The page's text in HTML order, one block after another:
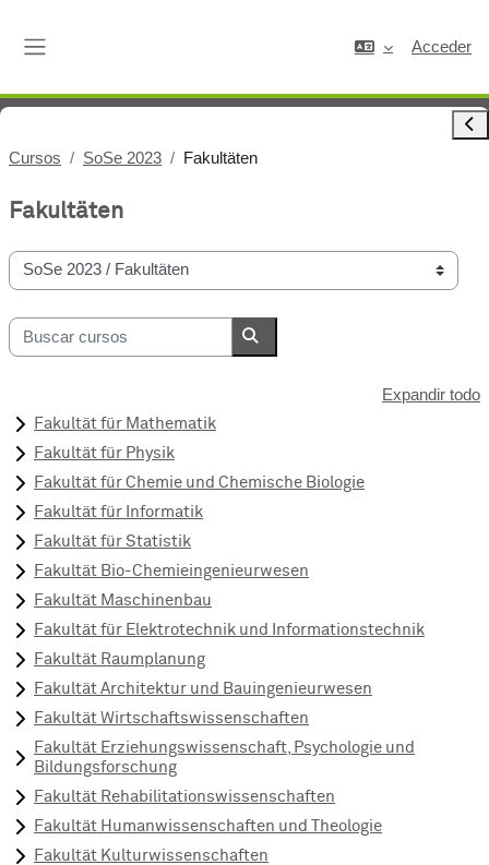
Acceder
Cursos SoSe 2023 Fakultäten
Fakultäten
Categorías
Buscar cursos
Buscar cursos
Expandir todo
Fakultät für Mathematik
Fakultät für Physik
Fakultät für Chemie und Chemische Biologie
Fakultät für Informatik
Fakultät für Statistik
Fakultät Bio-Chemieingenieurwesen
Fakultät Maschinenbau
Fakultät für Elektrotechnik und Informationstechnik
Fakultät Raumplanung
Fakultät Architektur und Bauingenieurwesen
Fakultät Wirtschaftswissenschaften
Fakultät Erziehungswissenschaft, Psychologie und
Bildungsforschung
Fakultät Rehabilitationswissenschaften
Fakultät Humanwissenschaften und Theologie
Fakultät Kulturwissenschaften